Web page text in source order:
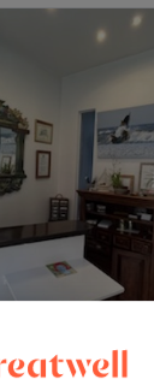
être et soins
une adresse
l'équilibre
approche
de la Patte
avis